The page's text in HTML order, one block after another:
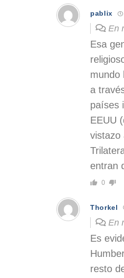
pablix
En
Esa
mundo
a
países
EEUU
vistazo
entran
0
Thorkel
En
Es
resto